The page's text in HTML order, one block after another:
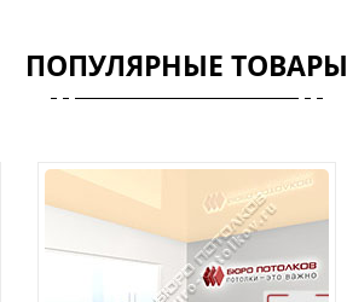
ПОПУЛЯРНЫЕ ТОВАРЫ